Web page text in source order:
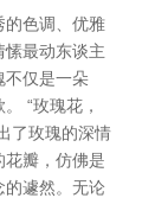
的色调、优雅
愫最动东谈主
不仅是一朵
“玫瑰花，
了玫瑰的深情
瓣，仿佛是
的遽然。无论